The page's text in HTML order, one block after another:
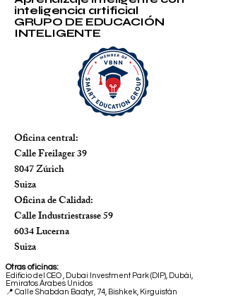
Bienvenido a
VBNN.com – Visión más allá del
futuro
Aprendizaje inteligente con
inteligencia artificial
GRUPO DE EDUCACIÓN
INTELIGENTE
Oficina central:
Calle Freilager 39
8047 Zúrich
Suiza
Oficina de Calidad:
Calle Industriestrasse 59
6034 Lucerna
Suiza